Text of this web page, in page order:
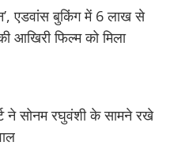
एडवांस बुकिंग में 6 लाख से
आखिरी फिल्म को मिला
ने सोनम रघुवंशी के सामने रखे